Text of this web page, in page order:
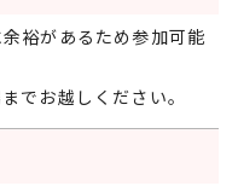
裕があるため参加可能
でお越しください。